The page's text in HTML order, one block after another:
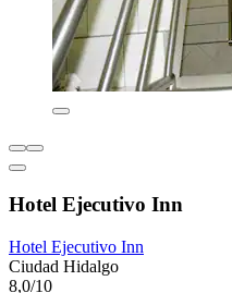
Hotel Ejecutivo Inn
Hotel Ejecutivo Inn
Ciudad Hidalgo
8,0/10